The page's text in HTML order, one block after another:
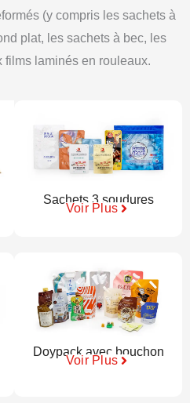
(y compris les sachets à
plat, les sachets à bec, les
films laminés en rouleaux.
Sachets 3 soudures
Voir Plus
Doypack avec bouchon
Voir Plus